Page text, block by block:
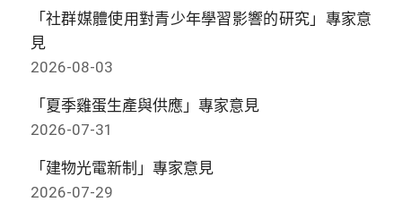
「社群媒體使用對青少年學習影響的研究」專家意
見
2026-08-03
「夏季雞蛋生產與供應」專家意見
2026-07-31
「建物光電新制」專家意見
2026-07-29